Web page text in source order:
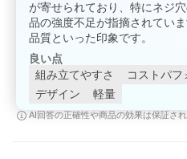
が寄せられており、特にネジ
品の強度不足が指摘されてい
品質といった印象です。
良い点
組み立てやすさ
コストパフ
デザイン
軽量
AI回答の正確性や商品の効果は保証さ